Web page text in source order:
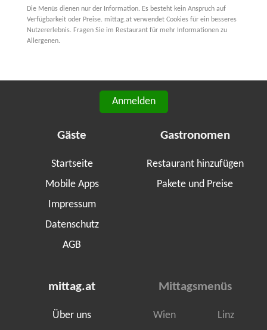
Die Menüs dienen nur der Information. Es besteht kein Anspruch auf
Verfügbarkeit oder Preise. mittag.at verwendet Cookies für ein besseres
Nutzererlebnis. Fragen Sie im Restaurant für mehr Informationen zu
Allergenen.
Anmelden
Gäste
Startseite
Mobile Apps
Impressum
Datenschutz
AGB
Gastronomen
Restaurant hinzufügen
Pakete und Preise
mittag.at
Über uns
Mittagsmenüs
Wien
Linz